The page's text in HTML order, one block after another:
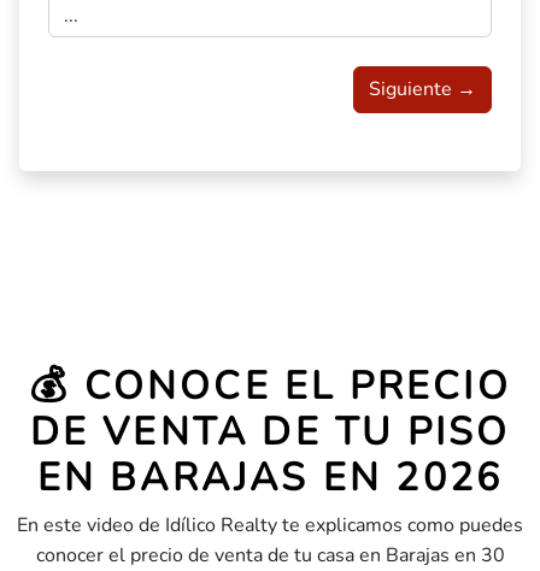
Siguiente →
💰 CONOCE EL PRECIO
DE VENTA DE TU PISO
EN BARAJAS EN 2026
En este video de Idílico Realty te explicamos como puedes
conocer el precio de venta de tu casa en Barajas en 30